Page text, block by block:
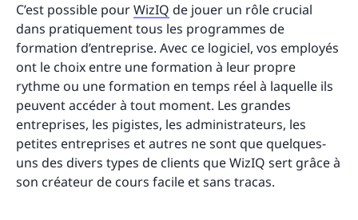
C’est possible pourWizIQ de jouer un rôle crucial
dans pratiquement tous les programmes de
formation d’entreprise. Avec ce logiciel, vos employés
ont le choix entre une formation à leur propre
rythme ou une formation en temps réel à laquelle ils
peuvent accéder à tout moment. Les grandes
entreprises, les pigistes, les administrateurs, les
petites entreprises et autres ne sont que quelques-
uns des divers types de clients que WizIQ sert grâce à
son créateur de cours facile et sans tracas.